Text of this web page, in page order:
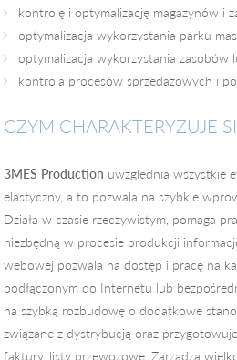
kontrolę i optymalizację magazynów i
optymalizacja wykorzystania parku
optymalizacja wykorzystania zasobów
kontrola procesów sprzedażowych i
CZYM CHARAKTERYZUJE
3MES Production uwzględnia wszystkie
elastyczny, a to pozwala na szybkie
Działa w czasie rzeczywistym, pomaga
niezbędną w procesie produkcji
webowej pozwala na dostęp i pracę na
podłączonym do Internetu lub
na szybką rozbudowę o dodatkowe
związane z dystrybucją oraz
faktury, listy przewozowe. Zarządza